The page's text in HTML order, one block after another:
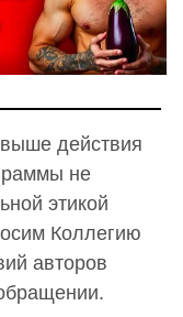
действия
не
этикой
Коллегию
авторов